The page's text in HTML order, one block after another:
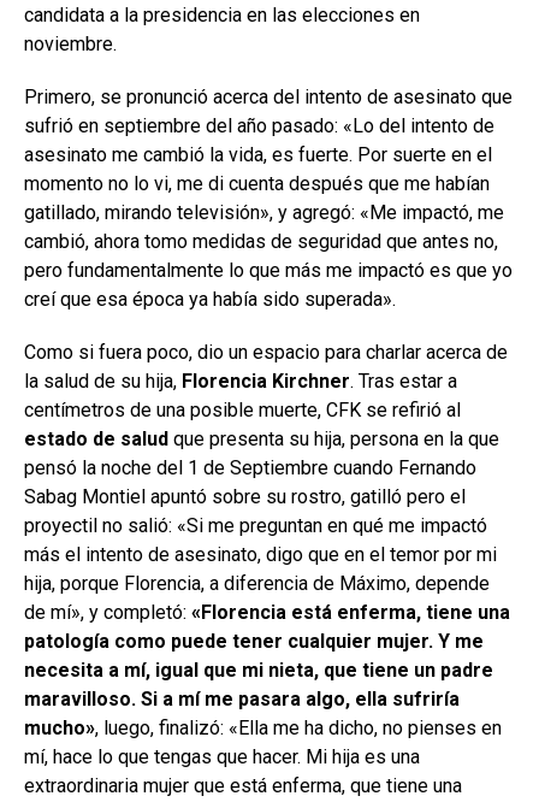
candidata a la presidencia en las elecciones en
noviembre.
Primero, se pronunció acerca del intento de asesinato que
sufrió en septiembre del año pasado: «Lo del intento de
asesinato me cambió la vida, es fuerte. Por suerte en el
momento no lo vi, me di cuenta después que me habían
gatillado, mirando televisión», y agregó: «Me impactó, me
cambió, ahora tomo medidas de seguridad que antes no,
pero fundamentalmente lo que más me impactó es que yo
creí que esa época ya había sido superada».
Como si fuera poco, dio un espacio para charlar acerca de
la salud de su hija, Florencia Kirchner. Tras estar a
centímetros de una posible muerte, CFK se refirió al
estado de salud que presenta su hija, persona en la que
pensó la noche del 1 de Septiembre cuando Fernando
Sabag Montiel apuntó sobre su rostro, gatilló pero el
proyectil no salió: «Si me preguntan en qué me impactó
más el intento de asesinato, digo que en el temor por mi
hija, porque Florencia, a diferencia de Máximo, depende
de mí», y completó: «Florencia está enferma, tiene una
patología como puede tener cualquier mujer. Y me
necesita a mí, igual que mi nieta, que tiene un padre
maravilloso. Si a mí me pasara algo, ella sufriría
mucho», luego, finalizó: «Ella me ha dicho, no pienses en
mí, hace lo que tengas que hacer. Mi hija es una
extraordinaria mujer que está enferma, que tiene una